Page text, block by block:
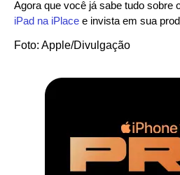
Agora que você já sabe tudo sobre
iPad na iPlace e invista em sua
Foto: Apple/Divulgação